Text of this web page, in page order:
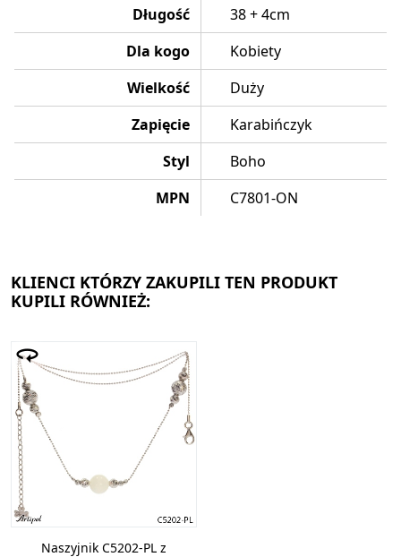
Długość
38 + 4cm
Dla kogo
Kobiety
Wielkość
Duży
Zapięcie
Karabińczyk
Styl
Boho
MPN
C7801-ON
KLIENCI KTÓRZY ZAKUPILI TEN PRODUKT
KUPILI RÓWNIEŻ:
Naszyjnik C5202-PL z